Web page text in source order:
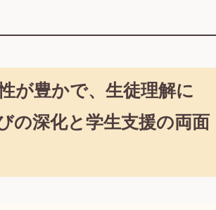
が豊かで、生徒理解に
の深化と学生支援の両面